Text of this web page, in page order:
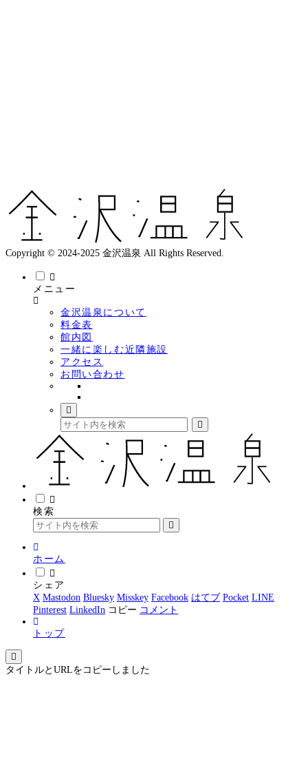
Copyright © 2024-2025 金沢温泉 All Rights Reserved.
メニュー
金沢温泉について
料金表
館内図
一緒に楽しむ近隣施設
アクセス
お問い合わせ
検索
ホーム
シェア
X Mastodon Bluesky Misskey Facebook はてブ Pocket LINE
Pinterest LinkedIn コピー コメント
トップ
タイトルとURLをコピーしました